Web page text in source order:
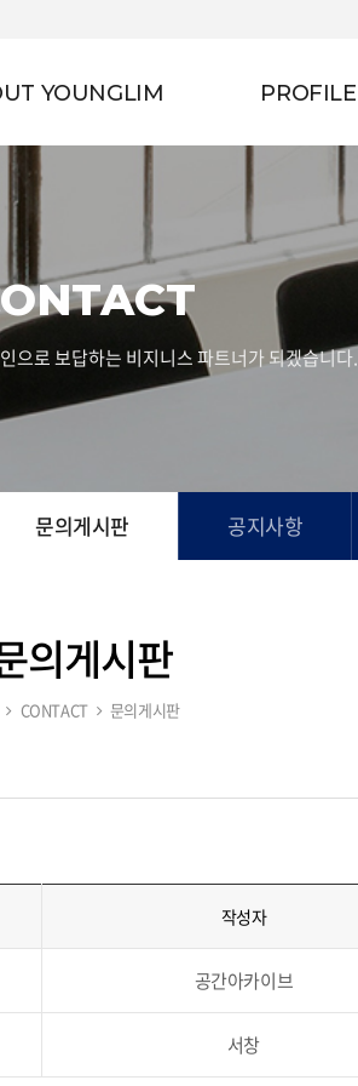
YOUNGLIM PROFILE
으로 보답하는 비지니스 파트너가 되겠습니다.
문의게시판 공지사항
의게시판
CONTACT 문의게시판
작성자
공간아카이브
서창